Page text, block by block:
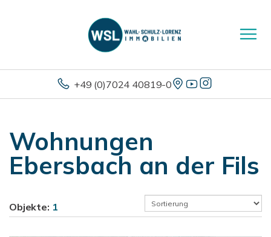
+49 (0)7024 40819-0
Wohnungen
Ebersbach an der Fils
Objekte: 1